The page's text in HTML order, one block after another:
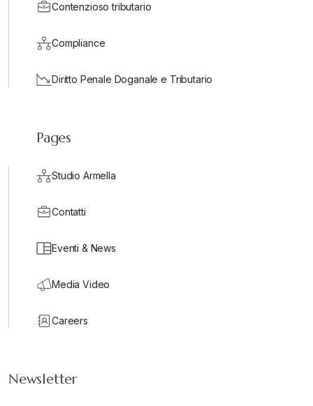
Contenzioso tributario
Compliance
Diritto Penale Doganale e Tributario
Pages
Studio Armella
Contatti
Eventi & News
Media Video
Careers
Newsletter